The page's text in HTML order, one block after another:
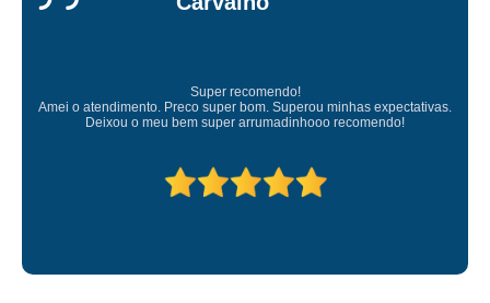
Super recomendo!
Amei o atendimento. Preco super bom. Superou minhas expectativas.
Deixou o meu bem super arrumadinhooo recomendo!